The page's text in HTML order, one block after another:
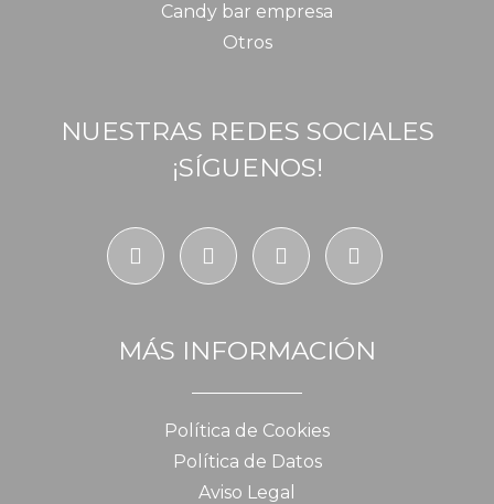
Candy bar empresa
Otros
NUESTRAS REDES SOCIALES
¡SÍGUENOS!
MÁS INFORMACIÓN
Política de Cookies
Política de Datos
Aviso Legal